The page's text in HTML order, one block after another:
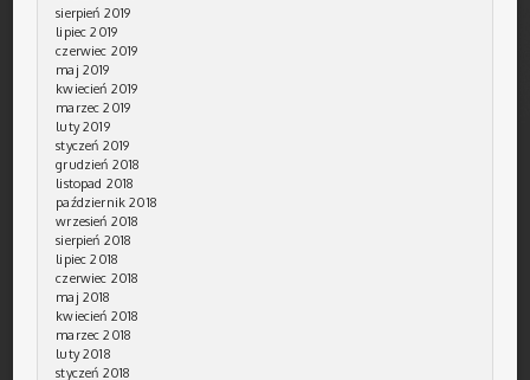
sierpień 2019
lipiec 2019
czerwiec 2019
maj 2019
kwiecień 2019
marzec 2019
luty 2019
styczeń 2019
grudzień 2018
listopad 2018
październik 2018
wrzesień 2018
sierpień 2018
lipiec 2018
czerwiec 2018
maj 2018
kwiecień 2018
marzec 2018
luty 2018
styczeń 2018